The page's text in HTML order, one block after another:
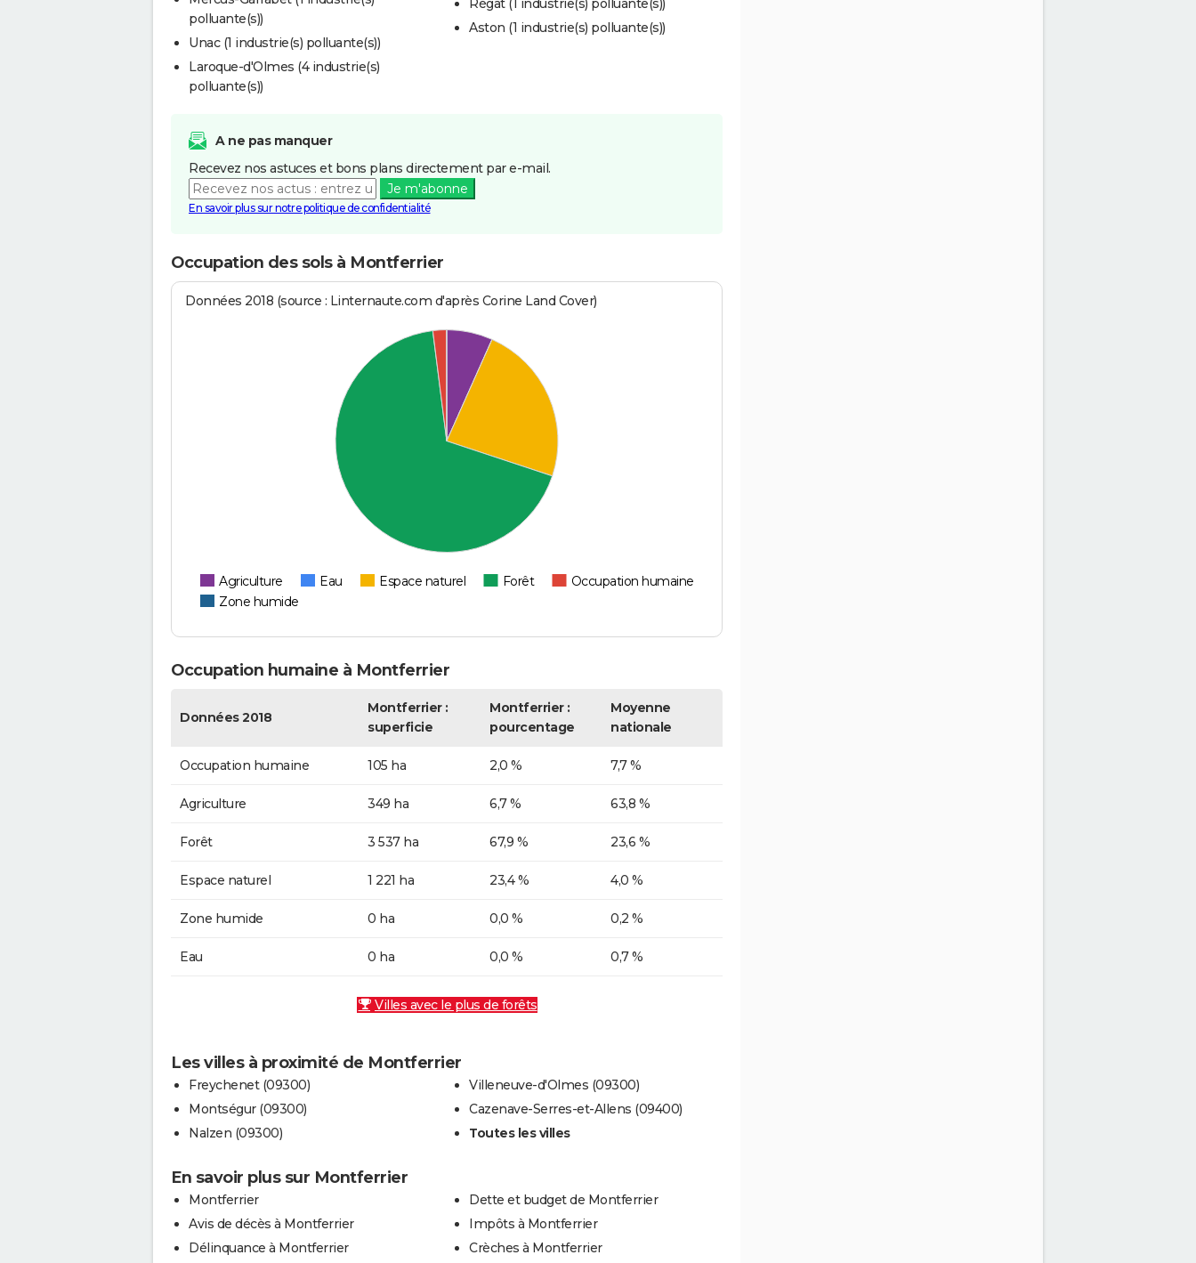
polluante(s))
Unac (1 industrie(s) polluante(s))
Laroque-d'Olmes (4 industrie(s)
polluante(s))
Aston (1 industrie(s) polluante(s))
A ne pas manquer
Recevez nos astuces et bons plans directement par e-mail.
Je m'abonne
En savoir plus sur notre politique de confidentialité
Occupation des sols à Montferrier
Données 2018 (source : Linternaute.com d'après Corine Land Cover)
Agriculture Eau Espace naturel Forêt
Occupation humaine
Zone humide
Occupation humaine à Montferrier
Données 2018
Montferrier :
superficie
Montferrier :
pourcentage
Moyenne
nationale
Occupation humaine 105 ha 2,0 % 7,7 %
Agriculture 349 ha 6,7 % 63,8 %
Forêt 3 537 ha 67,9 % 23,6 %
Espace naturel 1 221 ha 23,4 % 4,0 %
Zone humide 0 ha 0,0 % 0,2 %
Eau 0 ha 0,0 % 0,7 %
Villes avec le plus de forêts
Les villes à proximité de Montferrier
Freychenet (09300)
Montségur (09300)
Nalzen (09300)
Villeneuve-d'Olmes (09300)
Cazenave-Serres-et-Allens (09400)
Toutes les villes
En savoir plus sur Montferrier
Montferrier
Avis de décès à Montferrier
Délinquance à Montferrier
Dette et budget de Montferrier
Impôts à Montferrier
Crèches à Montferrier